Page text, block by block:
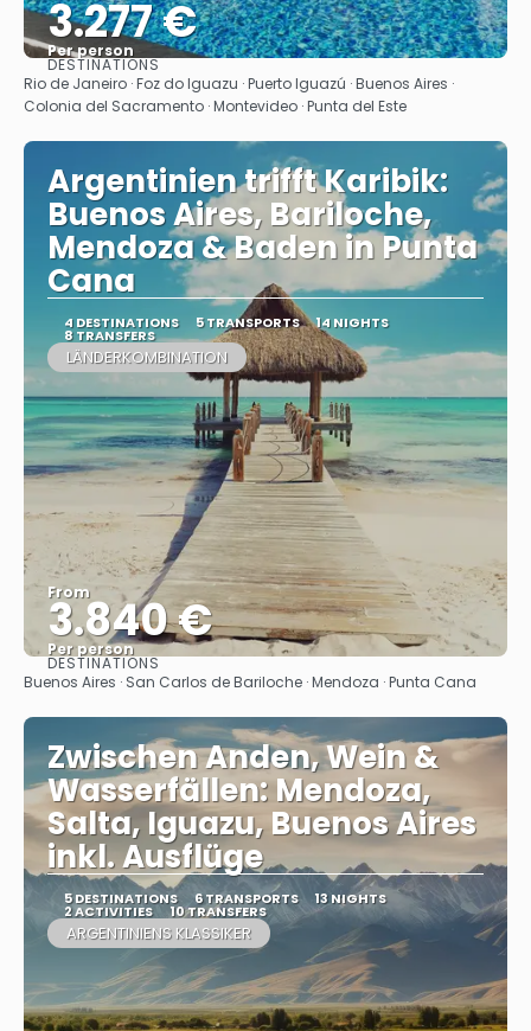
3.277 €
Per person
See
DESTINATIONS
Rio de Janeiro · Foz do Iguazu · Puerto Iguazú · Buenos Aires ·
Colonia del Sacramento · Montevideo · Punta del Este
Argentinien trifft Karibik:
Buenos Aires, Bariloche,
Mendoza & Baden in Punta
Cana
4 DESTINATIONS 5 TRANSPORTS 14 NIGHTS
8 TRANSFERS
LÄNDERKOMBINATION
From
3.840 €
Per person
See
DESTINATIONS
Buenos Aires · San Carlos de Bariloche · Mendoza · Punta Cana
Zwischen Anden, Wein &
Wasserfällen: Mendoza,
Salta, Iguazu, Buenos Aires
inkl. Ausflüge
5 DESTINATIONS 6 TRANSPORTS 13 NIGHTS
2 ACTIVITIES 10 TRANSFERS
ARGENTINIENS KLASSIKER